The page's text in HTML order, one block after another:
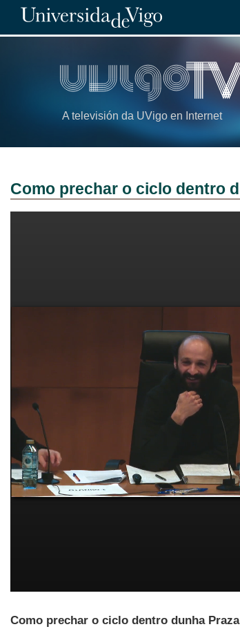
A televisión da UVigo en Internet
Como prechar o ciclo dentro
Como prechar o ciclo dentro dunha